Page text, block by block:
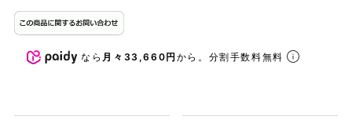
なら 月々33,660円から。分割手数料無料